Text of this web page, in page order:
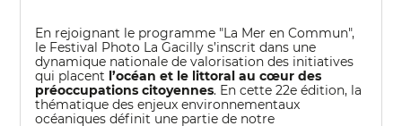
En rejoignant le programme "La Mer en Commun",
le Festival Photo La Gacilly s’inscrit dans une
dynamique nationale de valorisation des initiatives
qui placent l’océan et le littoral au cœur des
préoccupations citoyennes. En cette 22e édition, la
thématique des enjeux environnementaux
océaniques définit une partie de notre